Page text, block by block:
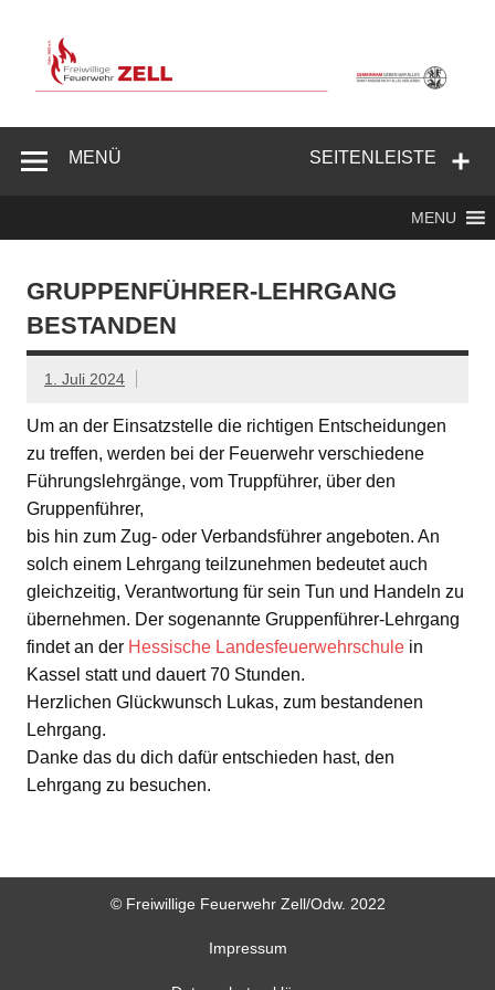
springen
Feuerwehr
SEITENLEISTE
MENÜ
MENU
GRUPPENFÜHRER-LEHRGANG
BESTANDEN
1. Juli 2024
Um an der Einsatzstelle die richtigen Entscheidungen
zu treffen, werden bei der Feuerwehr verschiedene
Führungslehrgänge, vom Truppführer, über den
Gruppenführer,
bis hin zum Zug- oder Verbandsführer angeboten. An
solch einem Lehrgang teilzunehmen bedeutet auch
gleichzeitig, Verantwortung für sein Tun und Handeln zu
übernehmen. Der sogenannte Gruppenführer-Lehrgang
findet an der Hessische Landesfeuerwehrschule in
Kassel statt und dauert 70 Stunden.
Herzlichen Glückwunsch Lukas, zum bestandenen
Lehrgang.
Danke das du dich dafür entschieden hast, den
Lehrgang zu besuchen.
© Freiwillige Feuerwehr Zell/Odw. 2022
Impressum